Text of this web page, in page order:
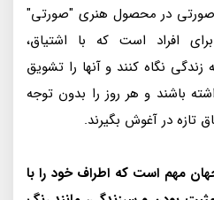
در محصول هنری "صورتی"
افراد است که با اشتیاق،
نگاه کنند و آنها را تشویق
باشند و هر روز را بدون توجه
تازه در آغوش بگیرند.
مهم است که اطراف خود را با